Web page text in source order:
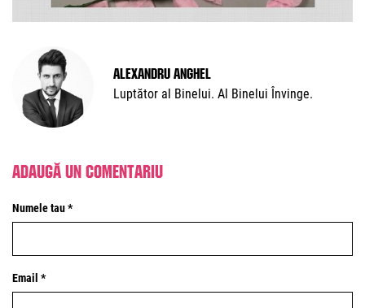
Alexandru Anghel
Luptător al Binelui. Al Binelui Învinge.
Adaugă un comentariu
Numele tau *
Email *